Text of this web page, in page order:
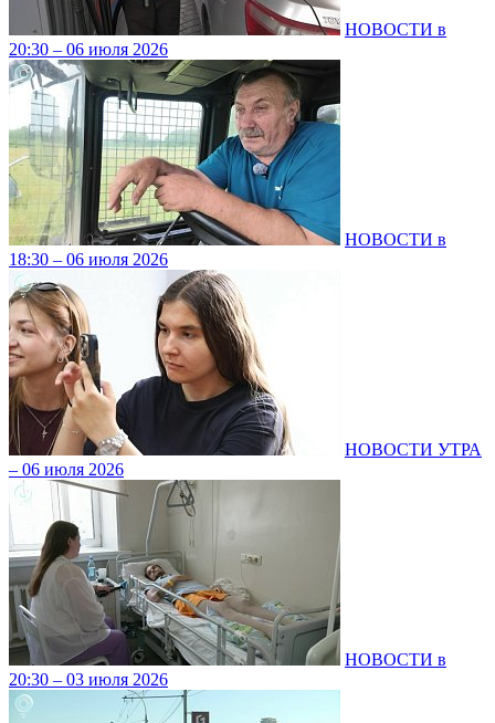
НОВОСТИ в
20:30 – 06 июля 2026
НОВОСТИ в
18:30 – 06 июля 2026
НОВОСТИ УТРА
– 06 июля 2026
НОВОСТИ в
20:30 – 03 июля 2026